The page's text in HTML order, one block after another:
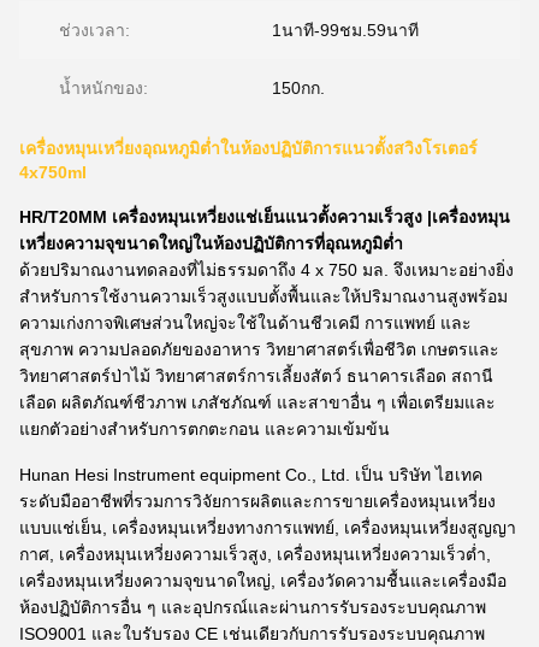
ช่วงเวลา: 1นาที-99ชม.59นาที
น้ำหนักของ: 150กก.
เครื่องหมุนเหวี่ยงอุณหภูมิต่ำในห้องปฏิบัติการแนวตั้งสวิงโรเตอร์
4x750ml
HR/T20MM เครื่องหมุนเหวี่ยงแช่เย็นแนวตั้งความเร็วสูง |เครื่องหมุน
เหวี่ยงความจุขนาดใหญ่ในห้องปฏิบัติการที่อุณหภูมิต่ำ
ด้วยปริมาณงานทดลองที่ไม่ธรรมดาถึง 4 x 750 มล. จึงเหมาะอย่างยิ่ง
สำหรับการใช้งานความเร็วสูงแบบตั้งพื้นและให้ปริมาณงานสูงพร้อม
ความเก่งกาจพิเศษส่วนใหญ่จะใช้ในด้านชีวเคมี การแพทย์ และ
สุขภาพ ความปลอดภัยของอาหาร วิทยาศาสตร์เพื่อชีวิต เกษตรและ
วิทยาศาสตร์ป่าไม้ วิทยาศาสตร์การเลี้ยงสัตว์ ธนาคารเลือด สถานี
เลือด ผลิตภัณฑ์ชีวภาพ เภสัชภัณฑ์ และสาขาอื่น ๆ เพื่อเตรียมและ
แยกตัวอย่างสำหรับการตกตะกอน และความเข้มข้น
Hunan Hesi Instrument equipment Co., Ltd. เป็น บริษัท ไฮเทค
ระดับมืออาชีพที่รวมการวิจัยการผลิตและการขายเครื่องหมุนเหวี่ยง
แบบแช่เย็น, เครื่องหมุนเหวี่ยงทางการแพทย์, เครื่องหมุนเหวี่ยงสูญญา
กาศ, เครื่องหมุนเหวี่ยงความเร็วสูง, เครื่องหมุนเหวี่ยงความเร็วต่ำ,
เครื่องหมุนเหวี่ยงความจุขนาดใหญ่, เครื่องวัดความชื้นและเครื่องมือ
ห้องปฏิบัติการอื่น ๆ และอุปกรณ์และผ่านการรับรองระบบคุณภาพ
ISO9001 และใบรับรอง CE เช่นเดียวกับการรับรองระบบคุณภาพ